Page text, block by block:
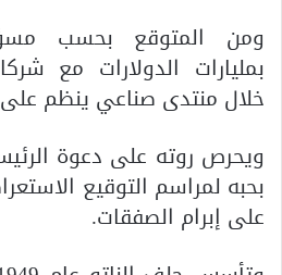
ومن المتوقع بحسب
بمليارات الدولارات مع
خلال منتدى صناعي ينظم
ويحرص روته على دعوة
بحبه لمراسم التوقيع
على إبرام الصفقات.